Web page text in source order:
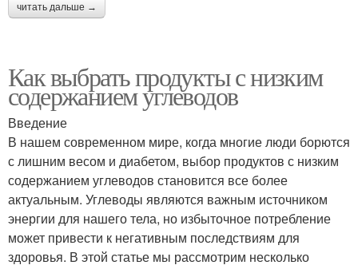
читать дальше →
Как выбрать продукты с низким
содержанием углеводов
Введение
В нашем современном мире, когда многие люди борются
с лишним весом и диабетом, выбор продуктов с низким
содержанием углеводов становится все более
актуальным. Углеводы являются важным источником
энергии для нашего тела, но избыточное потребление
может привести к негативным последствиям для
здоровья. В этой статье мы рассмотрим несколько